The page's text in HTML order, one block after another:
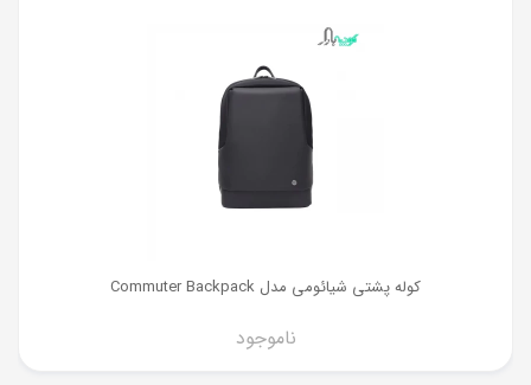
کوله پشتی شیائومی مدل Commuter Backpack
ناموجود